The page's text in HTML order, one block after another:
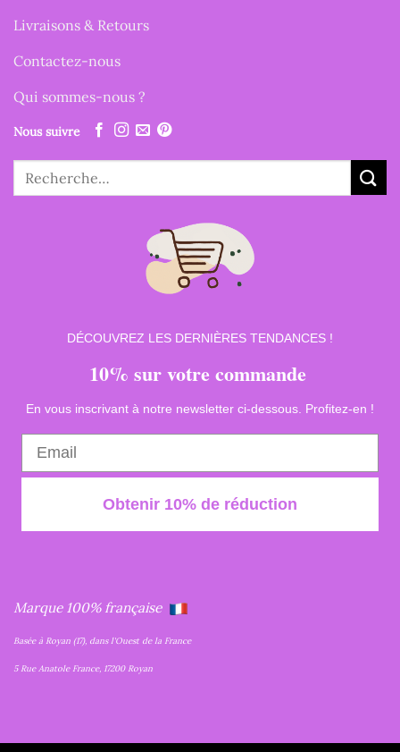
Livraisons & Retours
Contactez-nous
Qui sommes-nous ?
Nous suivre
pour :
DÉCOUVREZ LES DERNIÈRES TENDANCES !
10% sur votre commande
En vous inscrivant à notre newsletter ci-dessous. Profitez-en !
Obtenir 10% de réduction
Marque 100% française
Basée à Royan (17), dans l'Ouest de la France
5 Rue Anatole France, 17200 Royan